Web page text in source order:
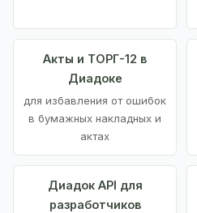
Акты и ТОРГ-12 в
Диадоке
для избавления от ошибок
в бумажных накладных и
актах
Диадок API для
разработчиков